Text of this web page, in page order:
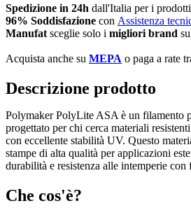
Spedizione in 24h dall'Italia per i
96% Soddisfazione con Assistenza
Manufat sceglie solo i migliori brand
Acquista anche su MEPA o paga a rate
Descrizione prodotto
Polymaker PolyLite ASA è un filamento
progettato per chi cerca materiali
con eccellente stabilità UV. Questo
stampe di alta qualità per applicazioni
durabilità e resistenza alle intemperie con
Che cos'è?